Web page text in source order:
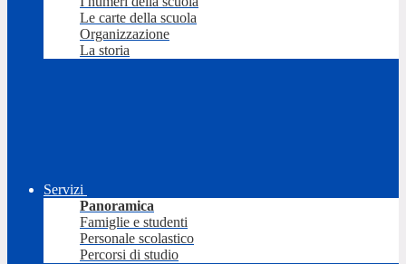
Le carte della scuola
Organizzazione
La storia
Servizi
Panoramica
Famiglie e studenti
Personale scolastico
Percorsi di studio